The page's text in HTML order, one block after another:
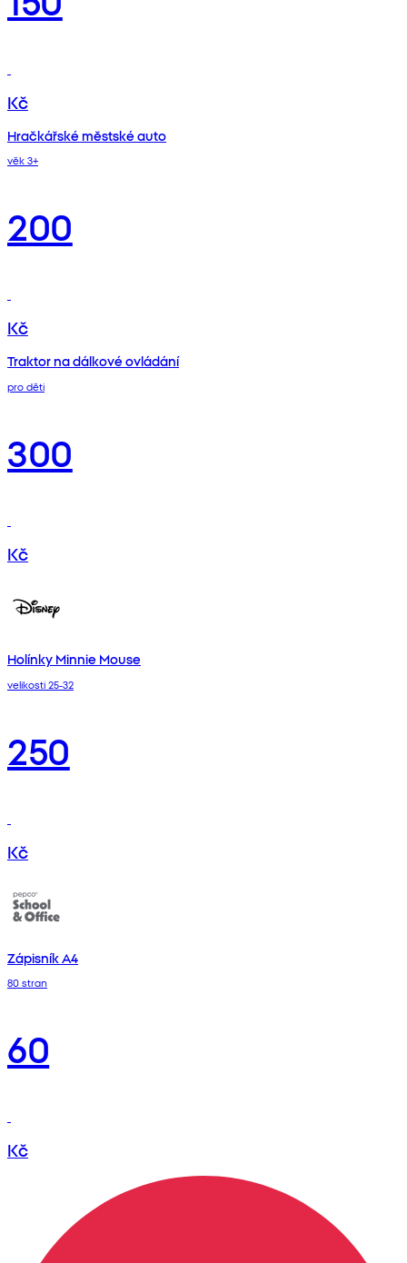
Kč
Hračkářské městské auto
věk 3+
200
Kč
Traktor na dálkové ovládání
pro děti
300
Kč
Holínky Minnie Mouse
velikosti 25-32
250
Kč
Zápisník A4
80 stran
60
Kč